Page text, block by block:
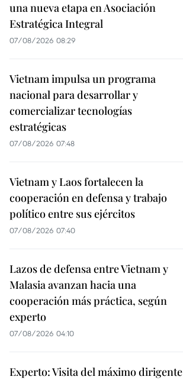
una nueva etapa en Asociación
Estratégica Integral
07/08/2026 08:29
Vietnam impulsa un programa
nacional para desarrollar y
comercializar tecnologías
estratégicas
07/08/2026 07:48
Vietnam y Laos fortalecen la
cooperación en defensa y trabajo
político entre sus ejércitos
07/08/2026 07:40
Lazos de defensa entre Vietnam y
Malasia avanzan hacia una
cooperación más práctica, según
experto
07/08/2026 04:10
Experto: Visita del máximo dirigente